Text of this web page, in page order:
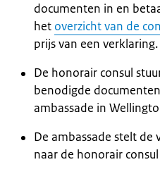
documenten in en
het overzicht van de
prijs van een verklaring.
De honorair consul
benodigde
ambassade in
De ambassade stelt de
naar de honorair